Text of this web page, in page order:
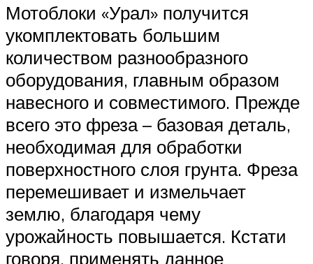
Мотоблоки «Урал» получится
укомплектовать большим
количеством разнообразного
оборудования, главным образом
навесного и совместимого. Прежде
всего это фреза – базовая деталь,
необходимая для обработки
поверхностного слоя грунта. Фреза
перемешивает и измельчает
землю, благодаря чему
урожайность повышается. Кстати
говоря, применять данное